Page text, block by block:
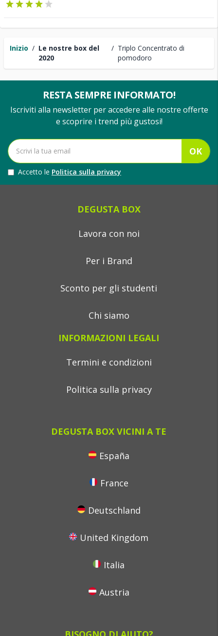
Inizio / Le nostre box del
2020
/ Triplo Concentrato di
pomodoro
RESTA SEMPRE INFORMATO!
Iscriviti alla newsletter per accedere alle nostre offerte
e scoprire i trend più gustosi!
OK
Accetto le Politica sulla privacy
DEGUSTA BOX
Lavora con noi
Per i Brand
Sconto per gli studenti
Chi siamo
INFORMAZIONI LEGALI
Termini e condizioni
Politica sulla privacy
DEGUSTA BOX VICINI A TE
España
France
Deutschland
United Kingdom
Italia
Austria